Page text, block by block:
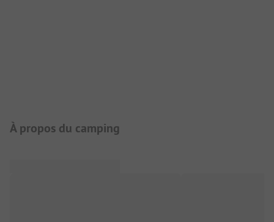
Présentation du camping
À propos du camping